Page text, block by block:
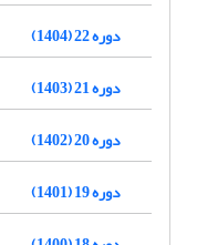
دوره 22 (1404)
دوره 21 (1403)
دوره 20 (1402)
دوره 19 (1401)